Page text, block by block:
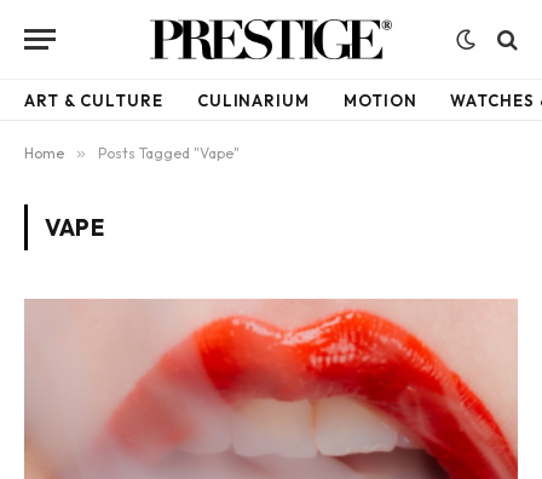
ART & CULTURE CULINARIUM MOTION WATCHES
Home » Posts Tagged "Vape"
VAPE